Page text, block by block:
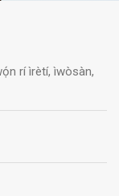
rí ìrètí, ìwòsàn,